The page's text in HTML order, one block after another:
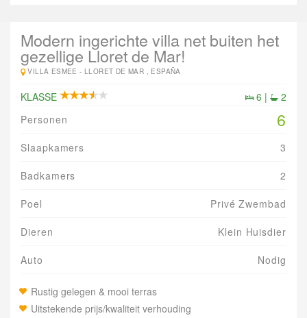
Modern ingerichte villa net buiten het
gezellige Lloret de Mar!
VILLA ESMEE -LLORET DE MAR , ESPAÑA
KLASSE 6 |
2
Personen
6
Slaapkamers 3
Badkamers 2
Poel Privé Zwembad
Dieren Klein Huisdier
Auto Nodig
Rustig gelegen & mooi terras
Uitstekende prijs/kwaliteit verhouding